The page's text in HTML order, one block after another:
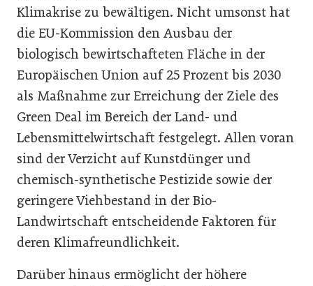
Klimakrise zu bewältigen. Nicht umsonst hat
die EU-Kommission den Ausbau der
biologisch bewirtschafteten Fläche in der
Europäischen Union auf 25 Prozent bis 2030
als Maßnahme zur Erreichung der Ziele des
Green Deal im Bereich der Land- und
Lebensmittelwirtschaft festgelegt. Allen voran
sind der Verzicht auf Kunstdünger und
chemisch-synthetische Pestizide sowie der
geringere Viehbestand in der Bio-
Landwirtschaft entscheidende Faktoren für
deren Klimafreundlichkeit.
Darüber hinaus ermöglicht der höhere